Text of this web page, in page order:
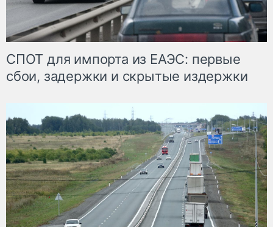
СПОТ для импорта из ЕАЭС: первые
сбои, задержки и скрытые издержки